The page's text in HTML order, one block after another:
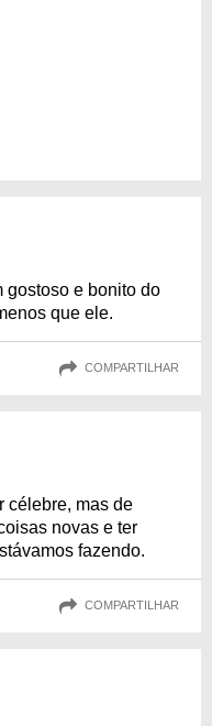
gostoso e bonito do
que ele.
COMPARTILHAR
célebre, mas de
novas e ter
fazendo.
COMPARTILHAR